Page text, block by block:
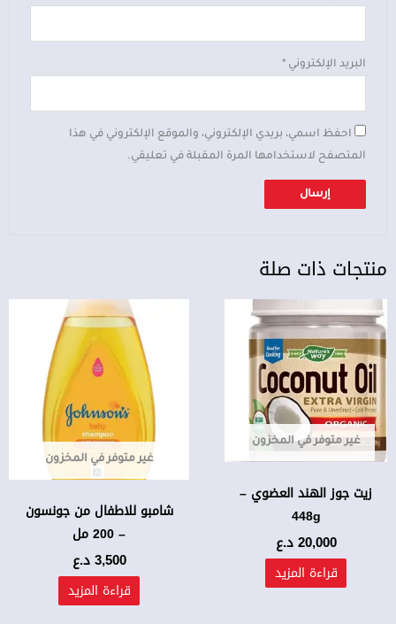
البريد الإلكتروني *
احفظ اسمي، بريدي الإلكتروني، والموقع الإلكتروني في هذا
المتصفح لاستخدامها المرة المقبلة في تعليقي.
منتجات ذات صلة
غير متوفر في المخزون
زيت جوز الهند العضوي –
448g
20,000د.ع
قراءة المزيد
غير متوفر في المخزون
شامبو للاطفال من جونسون
– 200 مل
3,500د.ع
قراءة المزيد